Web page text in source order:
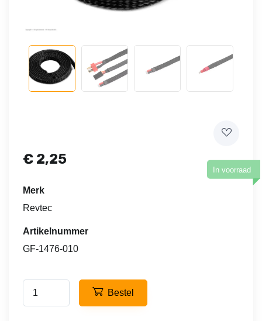
€ 2,25
In voorraad
Merk
Revtec
Artikelnummer
GF-1476-010
Bestel